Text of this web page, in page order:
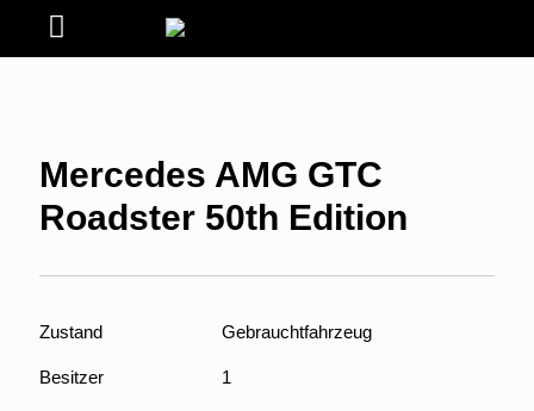
Mercedes AMG GTC
Roadster 50th Edition
Zustand Gebrauchtfahrzeug
Besitzer 1